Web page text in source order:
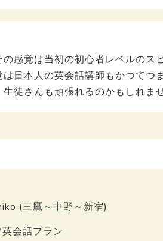
感覚は当初の初心者レベルのス
日本人の英会話講師もかつてつ
徒さんも頑張れるのかもしれませ
(三鷹～中野～新宿)
英会話プラン